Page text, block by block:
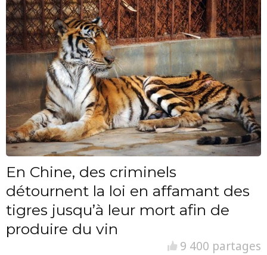
En Chine, des criminels
détournent la loi en affamant des
tigres jusqu’à leur mort afin de
produire du vin
9 400 partages